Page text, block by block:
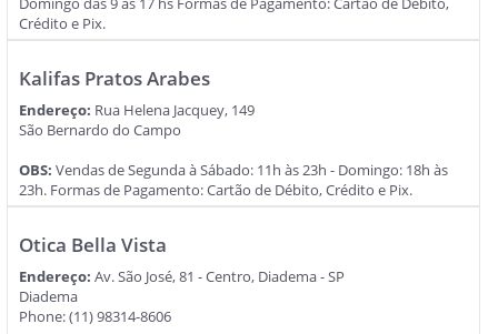
Crédito e Pix.
Kalifas Pratos Arabes
Endereço: Rua Helena Jacquey, 149
São Bernardo do Campo
OBS: Vendas de Segunda à Sábado: 11h às 23h - Domingo: 18h às
23h. Formas de Pagamento: Cartão de Débito, Crédito e Pix.
Otica Bella Vista
Endereço: Av. São José, 81 - Centro, Diadema - SP
Diadema
Phone: (11) 98314-8606